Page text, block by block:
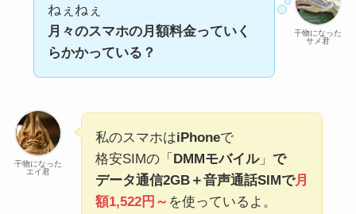
干物になった
サメ君
ねぇねぇ
月々のスマホの月額料金っていく
らかかっている？
干物になった
エイ君
私のスマホはiPhoneで
格安SIMの「 DMMモバイル」 で
データ通信2GB＋音声通話SIMで月
額1,522円～ を使っているよ。